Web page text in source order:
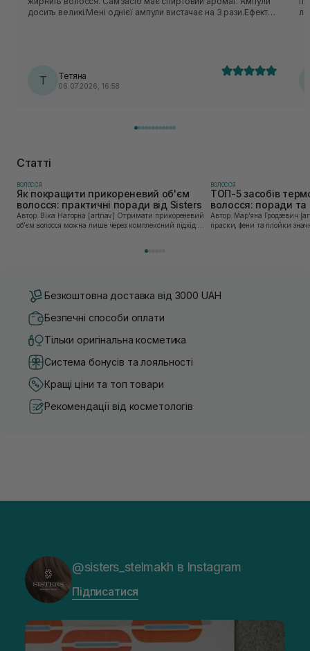
досить великі.Мені однієї ампули вистачає на 3 рази.Ефект
Т Тетяна
06.07.2026, 16:58
Статті
ВОЛОССЯ
Як покращити прикореневий об'єм
волосся: практичні поради від Sisters
Автор: Віка Нагорна [artnav] Отримати прикореневий
об’єм волосся можна лише через комплексний підхід:
ВОЛОССЯ
ТОП-5 засобів
волосся: поради та
Sisters
Автор: Марʼяна Гродзевич [artnav] Сучасні
праски, фени та плойки
Безкоштовна доставка від 3000 UAH
Безпечні способи оплати
Тільки оригінальна косметика
Система бонусів та лояльності
Кращі ціни та топ товари
Рекомендації від косметологів
@sisters_stelmakh в Instagram
Підписатися